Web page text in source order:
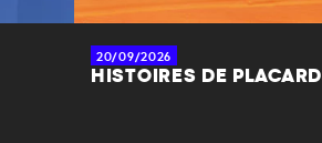
20/09/2026
HISTOIRES DE PLACARD